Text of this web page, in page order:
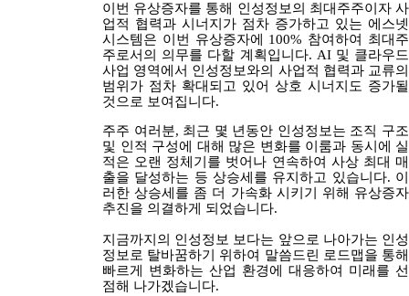
이번 유상증자를 통해 인성정보의 최대주주이자 사
업적 협력과 시너지가 점차 증가하고 있는 에스넷
시스템은 이번 유상증자에
100% 참여하여 최대주
주로서의 의무를 다할 계획입니다. AI 및 클라우드
사업 영역에서 인성정보와의 사업적 협력과 교류의
범위가 점차 확대되고 있어 상호 시너지도 증가될
것으로 보여집니다.
주주 여러분, 최근 몇 년동안 인성정보는 조직 구조
및 인적 구성에 대해 많은 변화를 이룸과 동시에 실
적은 오랜 정체기를 벗어나 연속하여 사상 최대 매
출을 달성하는 등 상승세를 유지하고 있습니다. 이
러한 상승세를 좀 더 가속화 시키기 위해 유상증자
추진을 의결하게 되었습니다.
지금까지의 인성정보 보다는 앞으로 나아가는 인성
정보로 탈바꿈하기 위하여 말씀드린 로드맵을 통해
빠르게 변화하는 산업 환경에 대응하여 미래를 선
점해 나가겠습니다.